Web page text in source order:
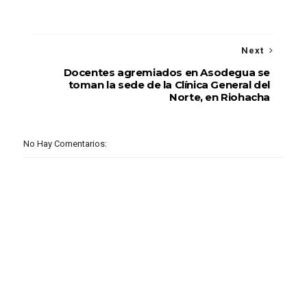
Next
Docentes agremiados en Asodegua se
toman la sede de la Clínica General del
Norte, en Riohacha
No Hay Comentarios: